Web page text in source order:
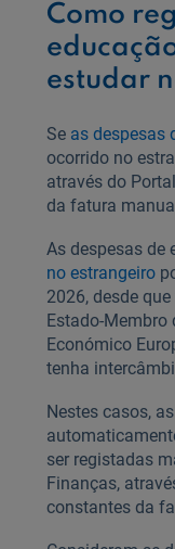
Como
estudar
Se as despesas
ocorrido no
através do
da fatura
As despesas de
no estrangeiro
2026, desde
Económico
tenha
Nestes casos,
ser registadas
Finanças,
constantes da